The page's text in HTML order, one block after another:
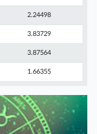
2.24498
3.83729
3.87564
1.66355